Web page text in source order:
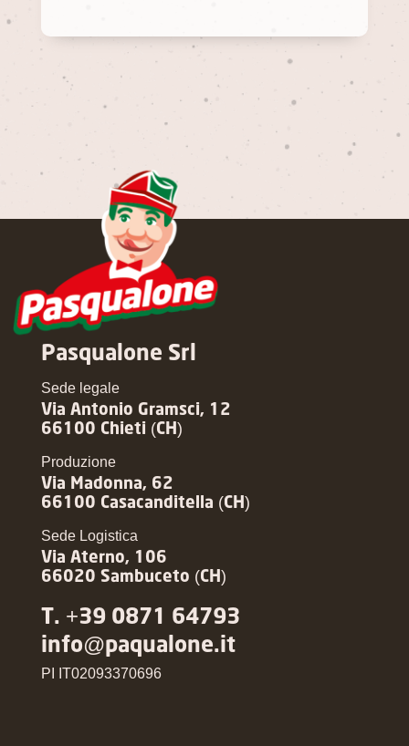
Pasqualone Srl
Sede legale
Via Antonio Gramsci, 12
66100 Chieti (CH)
Produzione
Via Madonna, 62
66100 Casacanditella (CH)
Sede Logistica
Via Aterno, 106
66020 Sambuceto (CH)
T. +39 0871 64793
info@paqualone.it
PI IT02093370696